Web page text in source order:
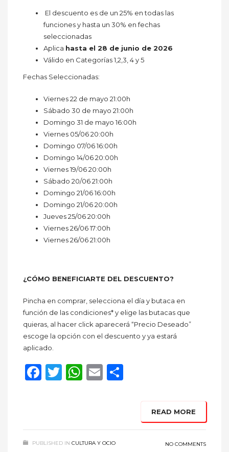
El descuento es de un 25% en todas las
funciones y hasta un 30% en fechas
seleccionadas
Aplica hasta el 28 de junio de 2026
Válido en Categorías 1,2,3, 4 y 5
Fechas Seleccionadas:
Viernes 22 de mayo 21:00h
Sábado 30 de mayo 21:00h
Domingo 31 de mayo 16:00h
Viernes 05/06 20:00h
Domingo 07/06 16:00h
Domingo 14/06 20:00h
Viernes 19/06 20:00h
Sábado 20/06 21:00h
Domingo 21/06 16:00h
Domingo 21/06 20:00h
Jueves 25/06 20:00h
Viernes 26/06 17:00h
Viernes 26/06 21:00h
¿CÓMO BENEFICIARTE DEL DESCUENTO?
Pincha en comprar, selecciona el día y butaca en
función de las condiciones* y elige las butacas que
quieras, al hacer click aparecerá “Precio Deseado”
escoge la opción con el descuento y ya estará
aplicado.
Facebook
Twitter
WhatsApp
Email
READ MORE
PUBLISHED IN CULTURA Y OCIO NO COMMENTS